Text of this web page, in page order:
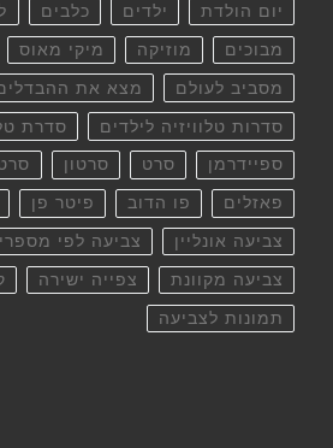
יום הולדת ילדים כלבים
מבוכים מוזיקה מיקי מאוס
מסביב לעולם מצא את
סדרות טלוויזיה לילדים סדרת
ספיידרמן סרט סרטון
פאזלים פו הדוב פיטר פן
צביעה אונליין צביעה לפי
צביעה מקוונת צפייה ישירה
תמונות לצביעה